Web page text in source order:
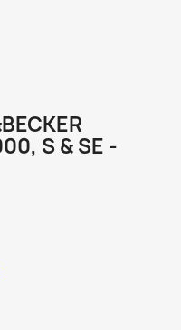
S & SE -